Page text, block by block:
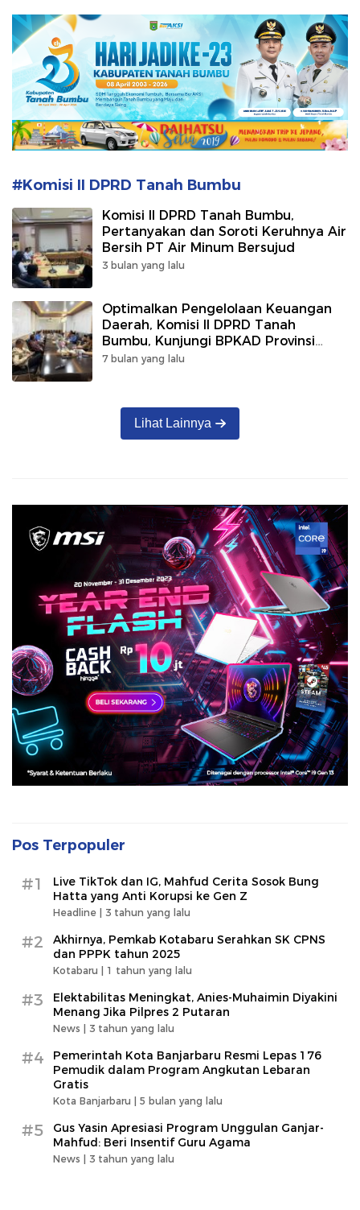
#Komisi II DPRD Tanah Bumbu
Komisi II DPRD Tanah Bumbu,
Pertanyakan dan Soroti Keruhnya Air
Bersih PT Air Minum Bersujud
3 bulan yang lalu
Optimalkan Pengelolaan Keuangan
Daerah, Komisi II DPRD Tanah
Bumbu, Kunjungi BPKAD Provinsi
Kalsel
7 bulan yang lalu
Lihat Lainnya
Pos Terpopuler
#1
Live TikTok dan IG, Mahfud Cerita Sosok Bung
Hatta yang Anti Korupsi ke Gen Z
Headline | 3 tahun yang lalu
#2
Akhirnya, Pemkab Kotabaru Serahkan SK CPNS
dan PPPK tahun 2025
Kotabaru | 1 tahun yang lalu
#3
Elektabilitas Meningkat, Anies-Muhaimin Diyakini
Menang Jika Pilpres 2 Putaran
News | 3 tahun yang lalu
#4
Pemerintah Kota Banjarbaru Resmi Lepas 176
Pemudik dalam Program Angkutan Lebaran
Gratis
Kota Banjarbaru | 5 bulan yang lalu
#5
Gus Yasin Apresiasi Program Unggulan Ganjar-
Mahfud: Beri Insentif Guru Agama
News | 3 tahun yang lalu